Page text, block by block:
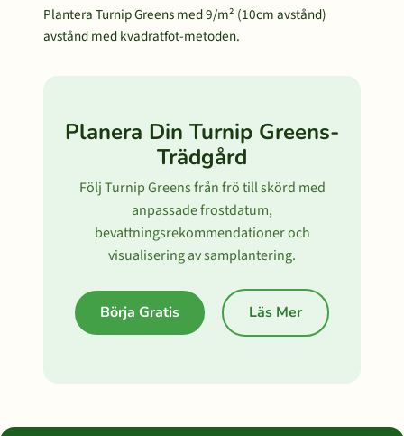
Plantera Turnip Greens med 9/m² (10cm avstånd)
avstånd med kvadratfot-metoden.
Planera Din Turnip Greens-
Trädgård
Följ Turnip Greens från frö till skörd med
anpassade frostdatum,
bevattningsrekommendationer och
visualisering av samplantering.
Börja Gratis Läs Mer